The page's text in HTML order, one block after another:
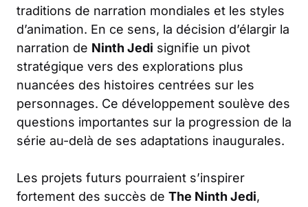
traditions de narration mondiales et les styles
d’animation. En ce sens, la décision d’élargir la
narration de Ninth Jedi signifie un pivot
stratégique vers des explorations plus
nuancées des histoires centrées sur les
personnages. Ce développement soulève des
questions importantes sur la progression de la
série au-delà de ses adaptations inaugurales.
Les projets futurs pourraient s’inspirer
fortement des succès de The Ninth Jedi,